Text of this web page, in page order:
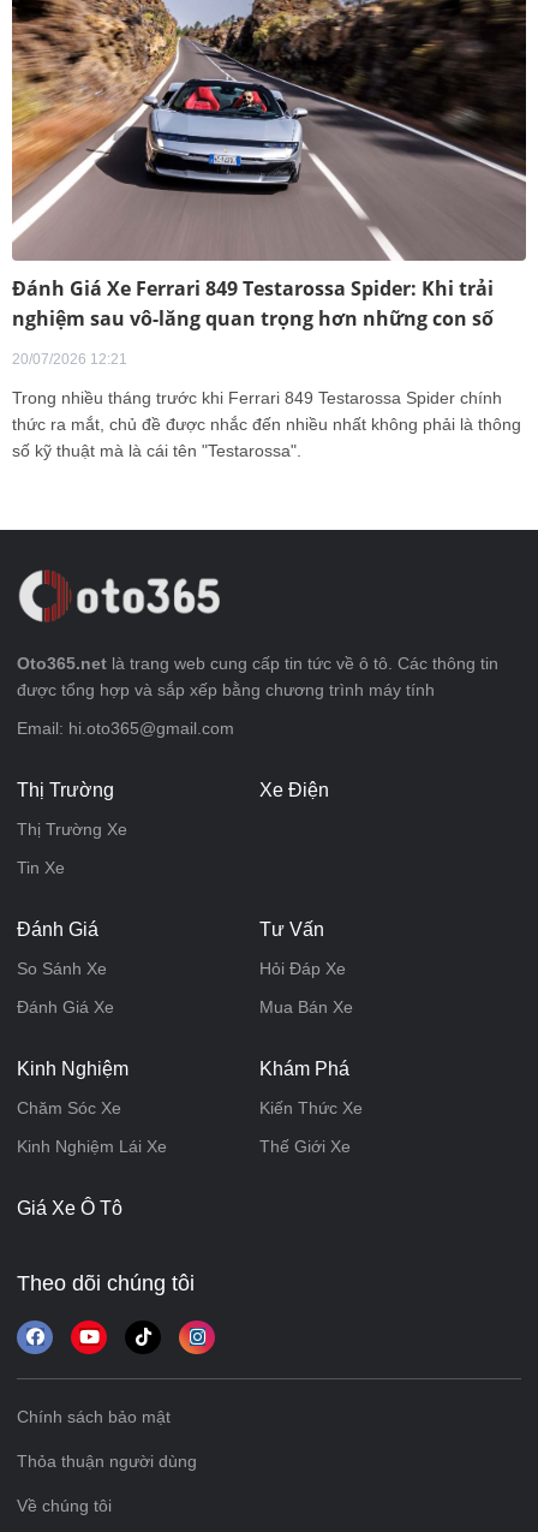
Đánh Giá Xe Ferrari 849 Testarossa Spider: Khi trải
nghiệm sau vô-lăng quan trọng hơn những con số
20/07/2026 12:21
Trong nhiều tháng trước khi Ferrari 849 Testarossa Spider chính
thức ra mắt, chủ đề được nhắc đến nhiều nhất không phải là thông
số kỹ thuật mà là cái tên "Testarossa".
Oto365.net là trang web cung cấp tin tức về ô tô. Các thông tin
được tổng hợp và sắp xếp bằng chương trình máy tính
Email: hi.oto365@gmail.com
Thị Trường
Thị Trường Xe
Tin Xe
Xe Điện
Đánh Giá
So Sánh Xe
Đánh Giá Xe
Tư Vấn
Hỏi Đáp Xe
Mua Bán Xe
Kinh Nghiệm
Chăm Sóc Xe
Kinh Nghiệm Lái Xe
Khám Phá
Kiến Thức Xe
Thế Giới Xe
Giá Xe Ô Tô
Theo dõi chúng tôi
Chính sách bảo mật
Thỏa thuận người dùng
Về chúng tôi